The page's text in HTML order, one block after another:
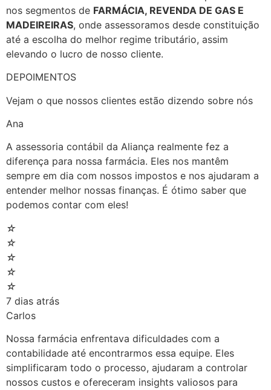
nos segmentos de FARMÁCIA, REVENDA DE GAS E
MADEIREIRAS, onde assessoramos desde constituição
até a escolha do melhor regime tributário, assim
elevando o lucro de nosso cliente.
DEPOIMENTOS
Vejam o que nossos clientes estão dizendo sobre nós
Ana
A assessoria contábil da Aliança realmente fez a
diferença para nossa farmácia. Eles nos mantêm
sempre em dia com nossos impostos e nos ajudaram a
entender melhor nossas finanças. É ótimo saber que
podemos contar com eles!
☆
☆
☆
☆
☆
7 dias atrás
Carlos
Nossa farmácia enfrentava dificuldades com a
contabilidade até encontrarmos essa equipe. Eles
simplificaram todo o processo, ajudaram a controlar
nossos custos e ofereceram insights valiosos para